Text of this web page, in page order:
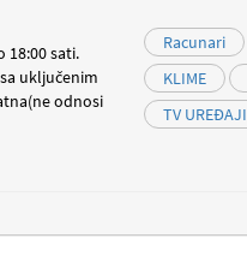
18:00 sati.
uključenim
odnosi
Racunari
KLIME
TV UREĐAJI